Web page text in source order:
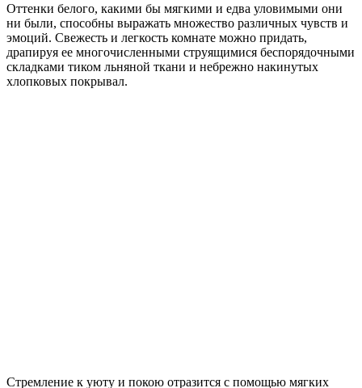
Оттенки белого, какими бы мягкими и едва уловимыми они
ни были, способны выражать множество различных чувств и
эмоций. Свежесть и легкость комнате можно придать,
драпируя ее многочисленными струящимися беспорядочными
складками тиком льняной ткани и небрежно накинутых
хлопковых покрывал.
Стремление к уюту и покою отразится с помощью мягких